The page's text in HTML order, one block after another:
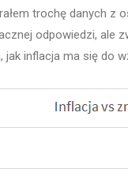
trochę danych z
odpowiedzi, ale
inflacja ma się do